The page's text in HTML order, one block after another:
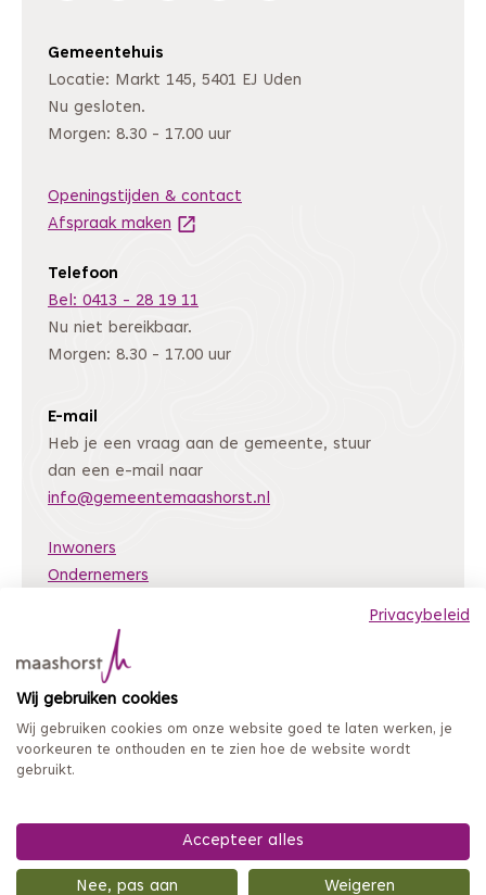
Privacybeleid
Wij gebruiken cookies
Wij gebruiken cookies om onze website goed te laten werken, je
voorkeuren te onthouden en te zien hoe de website wordt
gebruikt.
Accepteer alles
Nee, pas aan Weigeren
Gemeentehuis
Locatie: Markt 145, 5401 EJ Uden
Nu gesloten.
Morgen: 8.30 - 17.00 uur
Openingstijden & contact
Afspraak maken (Deze link gaat naar een andere
Telefoon
Bel: 0413 - 28 19 11
Nu niet bereikbaar.
Morgen: 8.30 - 17.00 uur
E-mail
Heb je een vraag aan de gemeente, stuur
dan een e-mail naar
info@gemeentemaashorst.nl
Inwoners
Ondernemers
Archiefweb(Deze link gaat naar een andere website)
Coordinated Vulnerability Disclosure
Mijn loket
Privacy en persoonsgegevens
Toegankelijkheidsverklaring